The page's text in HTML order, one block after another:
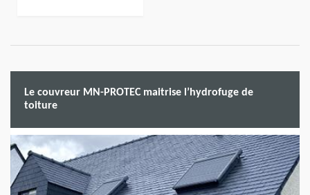
Le couvreur MN-PROTEC maitrise l’hydrofuge de
toiture